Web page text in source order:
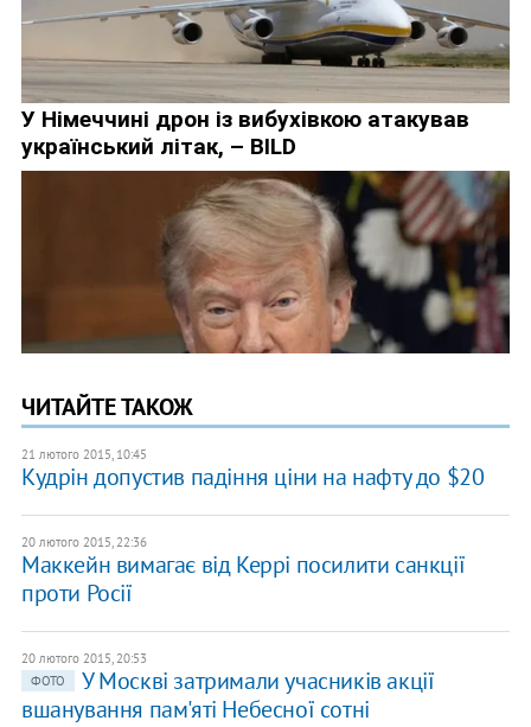
ЧИТАЙТЕ ТАКОЖ
21 лютого 2015, 10:45
Кудрін допустив падіння ціни на нафту до $20
20 лютого 2015, 22:36
Маккейн вимагає від Керрі посилити санкції
проти Росії
20 лютого 2015, 20:53
ФОТО
У Москві затримали учасників акції
вшанування пам'яті Небесної сотні